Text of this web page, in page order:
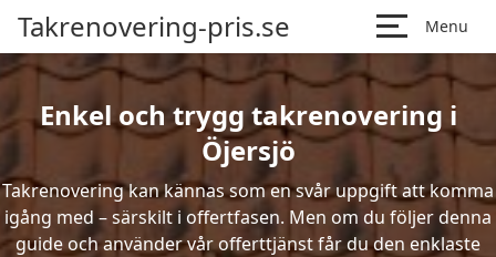
Takrenovering-pris.se Menu
Enkel och trygg takrenovering i
Öjersjö
Takrenovering kan kännas som en svår uppgift att komma
igång med – särskilt i offertfasen. Men om du följer denna
guide och använder vår offerttjänst får du den enklaste